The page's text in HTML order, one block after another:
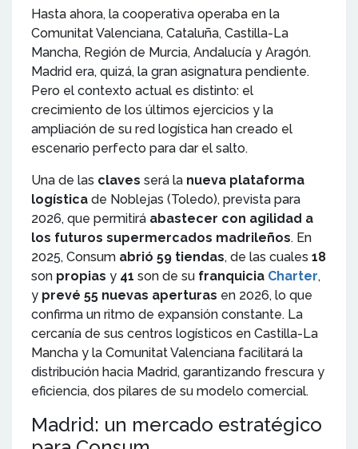
Hasta ahora, la cooperativa operaba en la
Comunitat Valenciana, Cataluña, Castilla-La
Mancha, Región de Murcia, Andalucía y Aragón.
Madrid era, quizá, la gran asignatura pendiente.
Pero el contexto actual es distinto: el
crecimiento de los últimos ejercicios y la
ampliación de su red logística han creado el
escenario perfecto para dar el salto.
Una de las claves será la nueva plataforma
logística de Noblejas (Toledo), prevista para
2026, que permitirá abastecer con agilidad a
los futuros supermercados madrileños. En
2025, Consum abrió 59 tiendas, de las cuales 18
son propias y 41 son de su franquicia Charter,
y prevé 55 nuevas aperturas en 2026, lo que
confirma un ritmo de expansión constante. La
cercanía de sus centros logísticos en Castilla-La
Mancha y la Comunitat Valenciana facilitará la
distribución hacia Madrid, garantizando frescura y
eficiencia, dos pilares de su modelo comercial.
Madrid: un mercado estratégico